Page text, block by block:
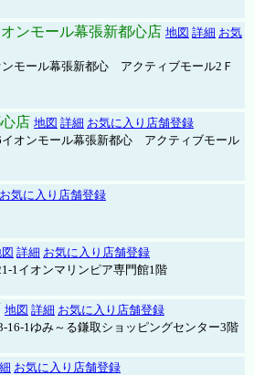
ンモール幕張新都心店 地図 詳細 お気
モール幕張新都心 アクティブモール2Ｆ
店 地図 詳細 お気に入り店舗登録
イオンモール幕張新都心 アクティブモール
お気に入り店舗登録
詳細 お気に入り店舗登録
1イオンマリンピア専門館1階
地図 詳細 お気に入り店舗登録
16-1ゆみ～る鎌取ショッピングセンター3階
お気に入り店舗登録